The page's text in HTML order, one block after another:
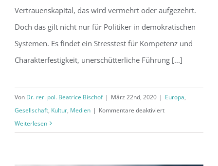
Vertrauenskapital, das wird vermehrt oder aufgezehrt.
Doch das gilt nicht nur für Politiker in demokratischen
Systemen. Es findet ein Stresstest für Kompetenz und
Charakterfestigkeit, unerschütterliche Führung [...]
Von Dr. rer. pol. Beatrice Bischof | März 22nd, 2020 | Europa,
Gesellschaft, Kultur, Medien | Kommentare deaktiviertfür
Weiterlesen